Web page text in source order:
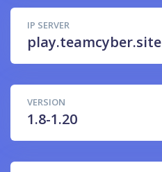
IP SERVER
play.teamcyber.site
VERSION
1.8-1.20